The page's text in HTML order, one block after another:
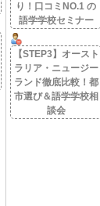
り！口コミNO.1 の
語学学校セミナー
【STEP3】オースト
ラリア・ニュージー
ランド徹底比較！都
市選び＆語学学校相
談会